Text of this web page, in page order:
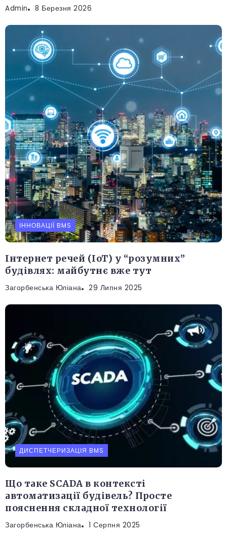
Admin 8 Березня 2026
ІННОВАЦІЇ BMS
Інтернет речей (IoT) у “розумних”
будівлях: майбутнє вже тут
Загорбенська Юліана 29 Липня 2025
ДИСПЕТЧЕРИЗАЦІЯ BMS
Що таке SCADA в контексті
автоматизації будівель? Просте
пояснення складної технології
Загорбенська Юліана 1 Серпня 2025